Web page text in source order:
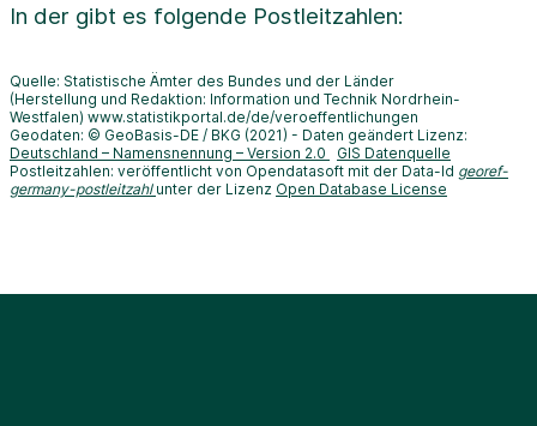
In der gibt es folgende Postleitzahlen:
Quelle: Statistische Ämter des Bundes und der Länder
(Herstellung und Redaktion: Information und Technik Nordrhein-
Westfalen) www.statistikportal.de/de/veroeffentlichungen
Geodaten: © GeoBasis-DE / BKG (2021) - Daten geändert Lizenz:
Deutschland – Namensnennung – Version 2.0
GIS Datenquelle
Postleitzahlen: veröffentlicht von Opendatasoft mit der Data-Id georef-
germany-postleitzahl unter der Lizenz Open Database License